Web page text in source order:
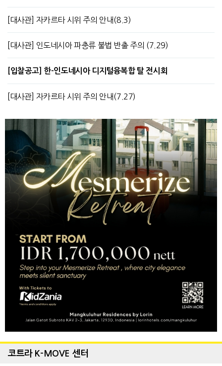
[대사관] 자카르타 시위 주의 안내(8.3)
[대사관] 인도네시아 파충류 불법 반출 주의 (7.29)
[입찰공고] 한-인도네시아 디지털융복합 탈 전시회
[대사관] 자카르타 시위 주의 안내(7.27)
코트라 K-MOVE 센터